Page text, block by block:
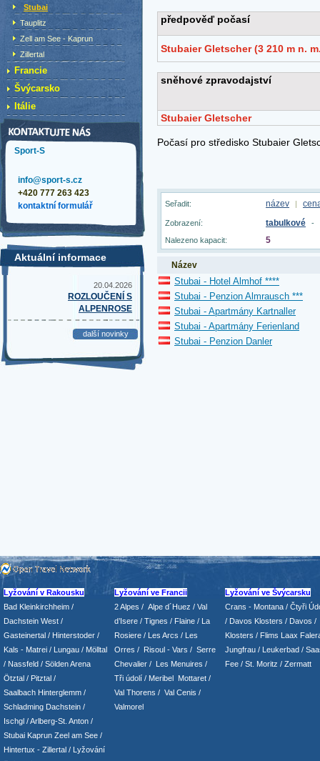
Seřadit: název |
Zobrazení: tabulkové
-
Nalezeno kapacit:
5
Název
Stubai - Hotel Almhof ****
Stubai - Penzion Almrausch ***
Stubai - Apartmány Kartnaller
Stubai - Apartmány Ferienland
Stubai - Penzion Danler
Stubai
Tauplitz
Zell am See - Kaprun
Zillertal
Francie
Švýcarsko
Itálie
Sport-S
info@sport-s.cz
+420 777 263 423
kontaktní formulář
Aktuální informace
20.04.2026
ROZLOUČENÍ S
ALPENROSE
další novinky
Lyžování v Rakousku
Bad Kleinkirchheim /
Dachstein West /
Gasteinertal / Hinterstoder /
Kals - Matrei / Lungau / Mölltal
/ Nassfeld / Sölden Arena
Ötztal / Pitztal /
Saalbach Hinterglemm /
Schladming Dachstein /
Ischgl /Arlberg-St. Anton /
Stubai Kaprun Zeel am See /
Hintertux - Zillertal / Lyžování
Lyžování ve Francii
2 Alpes / Alpe d´Huez / Val
d’Isere / Tignes / Flaine / La
Rosiere / Les Arcs / Les
Orres / Risoul - Vars / Serre
Chevalier / Les Menuires /
Tři údolí / Meribel Mottaret /
Val Thorens / Val Cenis /
Valmorel
Lyžování ve Švýcarsku
Crans - Montana / Čtyři
/ Davos Klosters / Davos /
Klosters / Flims Laax
Jungfrau / Leukerbad /
Fee / St. Moritz / Zermatt